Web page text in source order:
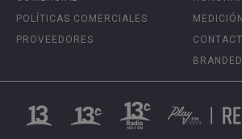
POLÍTICAS COMERCIALES
PROVEEDORES